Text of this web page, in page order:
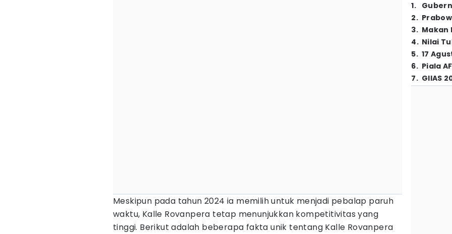
Meskipun pada tahun 2024 ia memilih untuk menjadi pebalap paruh
waktu, Kalle Rovanpera tetap menunjukkan kompetitivitas yang
tinggi. Berikut adalah beberapa fakta unik tentang Kalle Rovanpera
1.
2.
3. Makan
4. Nilai
5. 17
6. Piala
7. GIIAS